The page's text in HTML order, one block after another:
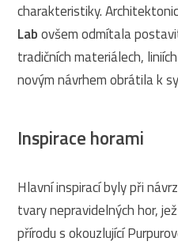
charakteristiky.
Labovšem odmítala
tradičních materiálech,
novým návrhem obrátila k
Inspirace horami
Hlavní inspirací byly při
tvary nepravidelných hor,
přírodu s okouzlující